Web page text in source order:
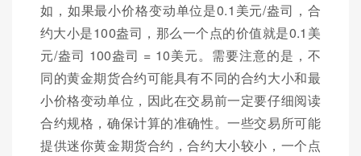
如，如果最小价格变动单位是0.1美元/盎司，合
约大小是100盎司，那么一个点的价值就是0.1美
元/盎司 100盎司 = 10美元。需要注意的是，不
同的黄金期货合约可能具有不同的合约大小和最
小价格变动单位，因此在交易前一定要仔细阅读
合约规格，确保计算的准确性。一些交易所可能
提供迷你黄金期货合约，合约大小较小，一个点